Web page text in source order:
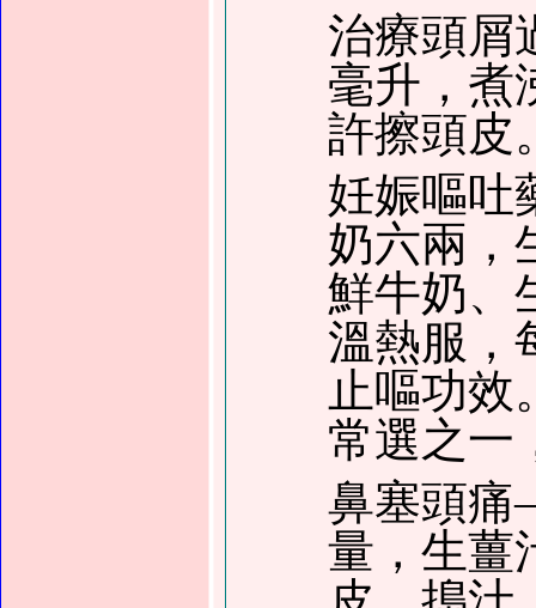
治療頭屑
毫升，煮
許擦頭皮
妊娠嘔吐
奶六兩，
鮮牛奶、
溫熱服，
止嘔功效
常選之一
鼻塞頭痛
量，生薑